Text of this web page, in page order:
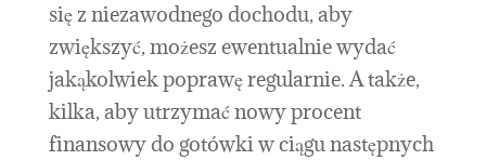
się z niezawodnego dochodu, aby
zwiększyć, możesz ewentualnie wydać
jakąkolwiek poprawę regularnie. A także,
kilka, aby utrzymać nowy procent
finansowy do gotówki w ciągu następnych